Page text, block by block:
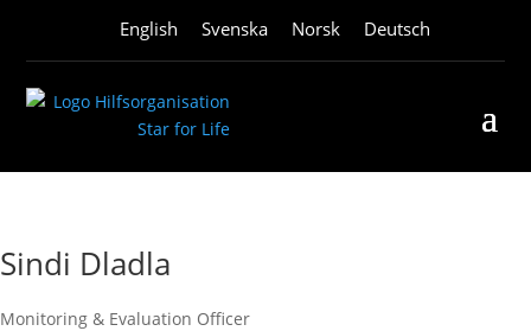
English Svenska Norsk Deutsch
Sindi Dladla
Monitoring & Evaluation Officer